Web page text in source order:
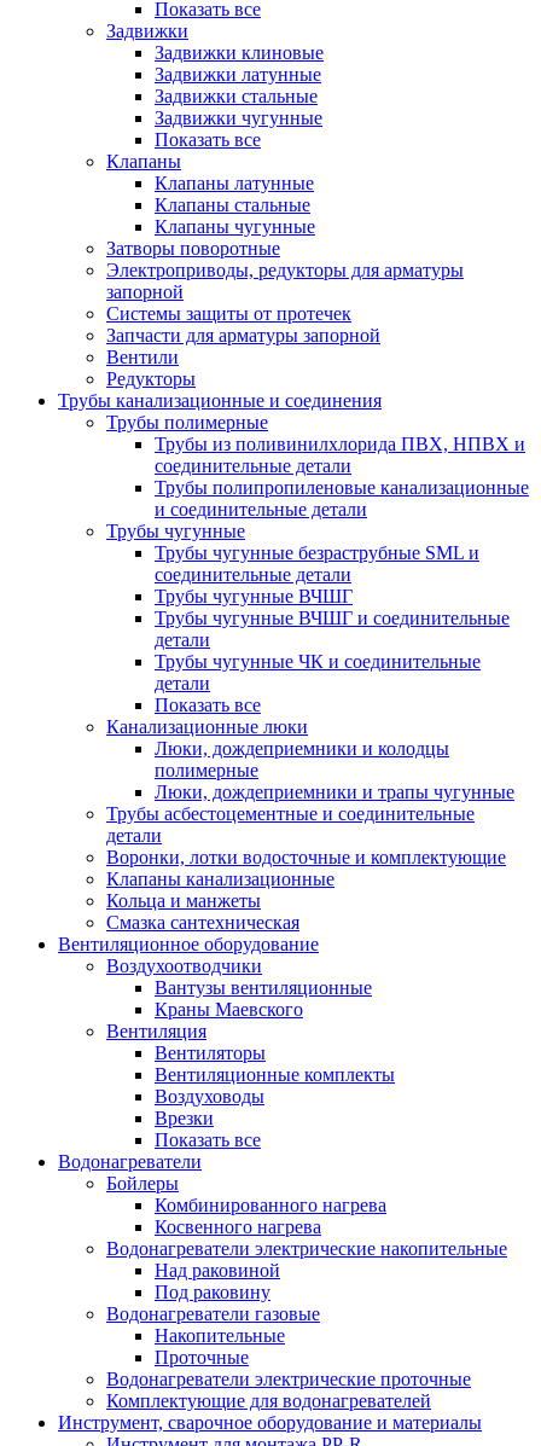
Показать все
Задвижки
Задвижки клиновые
Задвижки латунные
Задвижки стальные
Задвижки чугунные
Показать все
Клапаны
Клапаны латунные
Клапаны стальные
Клапаны чугунные
Затворы поворотные
Электроприводы, редукторы для арматуры
запорной
Системы защиты от протечек
Запчасти для арматуры запорной
Вентили
Редукторы
Трубы канализационные и соединения
Трубы полимерные
Трубы из поливинилхлорида ПВХ, НПВХ и
соединительные детали
Трубы полипропиленовые канализационные
и соединительные детали
Трубы чугунные
Трубы чугунные безраструбные SML и
соединительные детали
Трубы чугунные ВЧШГ
Трубы чугунные ВЧШГ и соединительные
детали
Трубы чугунные ЧК и соединительные
детали
Показать все
Канализационные люки
Люки, дождеприемники и колодцы
полимерные
Люки, дождеприемники и трапы чугунные
Трубы асбестоцементные и соединительные
детали
Воронки, лотки водосточные и комплектующие
Клапаны канализационные
Кольца и манжеты
Смазка сантехническая
Вентиляционное оборудование
Воздухоотводчики
Вантузы вентиляционные
Краны Маевского
Вентиляция
Вентиляторы
Вентиляционные комплекты
Воздуховоды
Врезки
Показать все
Водонагреватели
Бойлеры
Комбинированного нагрева
Косвенного нагрева
Водонагреватели электрические накопительные
Над раковиной
Под раковину
Водонагреватели газовые
Накопительные
Проточные
Водонагреватели электрические проточные
Комплектующие для водонагревателей
Инструмент, сварочное оборудование и материалы